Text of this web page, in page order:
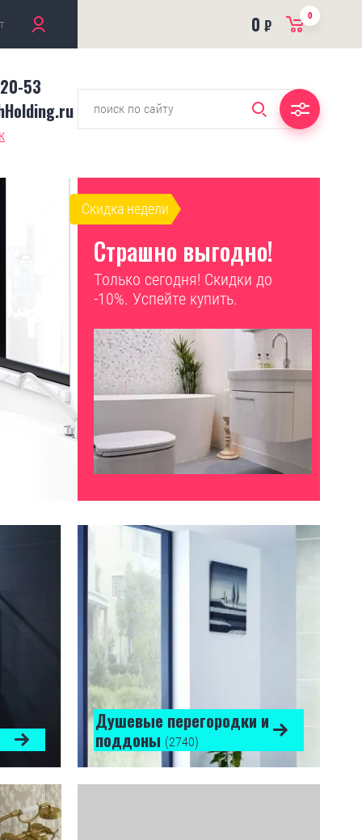
0 ₽
0
53
Скидка недели
Страшно выгодно!
Только сегодня! Скидки до
-10%. Успейте купить.
Душевые перегородки и
поддоны (2740)